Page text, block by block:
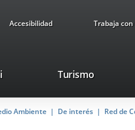
Accesibilidad Trabaja
TurismoEste
se
abrirá
Ambiente De interés
Red de